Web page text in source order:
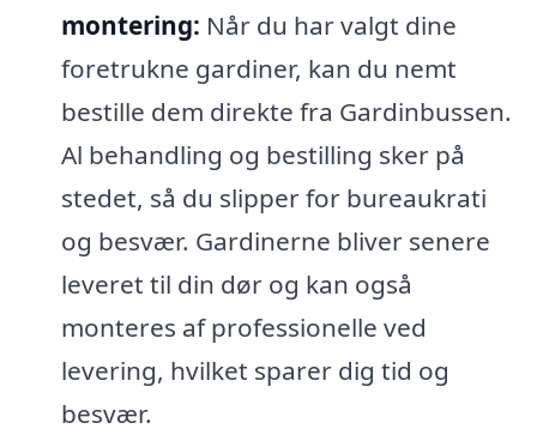
montering: Når du har valgt dine
foretrukne gardiner, kan du nemt
bestille dem direkte fra Gardinbussen.
Al behandling og bestilling sker på
stedet, så du slipper for bureaukrati
og besvær. Gardinerne bliver senere
leveret til din dør og kan også
monteres af professionelle ved
levering, hvilket sparer dig tid og
besvær.